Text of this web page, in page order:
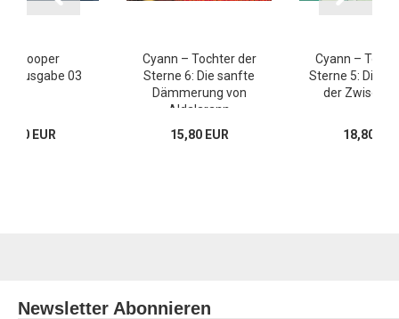
Cooper
03
EUR
Cyann – Tochter der
Sterne 6: Die sanfte
Dämmerung von
Aldalarann
15,80 EUR
Cyann –
Sterne 5: Die
der
18,80
Newsletter Abonnieren